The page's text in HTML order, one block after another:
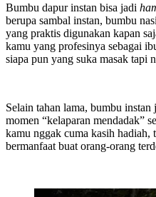
Bumbu dapur instan bisa jadi
berupa sambal instan, bumbu
yang praktis digunakan kapan
kamu yang profesinya sebagai
siapa pun yang suka masak tapi
Selain tahan lama, bumbu
momen “kelaparan mendadak”
kamu nggak cuma kasih hadiah,
bermanfaat buat orang-orang